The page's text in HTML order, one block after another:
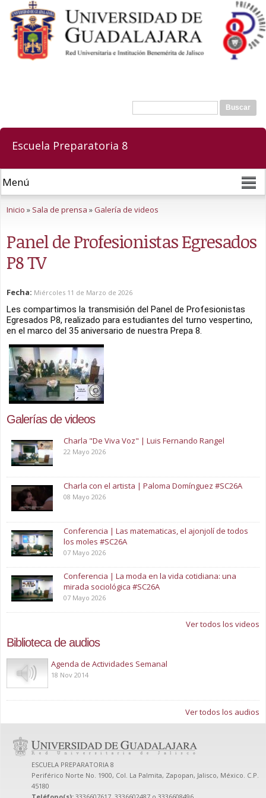
contenido
principal
Formulario de búsqueda
Buscar
Escuela Preparatoria 8
Inicio » Sala de prensa »Galería de videos
Panel de Profesionistas Egresados
P8 TV
Fecha: Miércoles 11 de Marzo de 2026
Les compartimos la transmisión del Panel de Profesionistas
Egresados P8, realizado para estudiantes del turno vespertino,
en el marco del 35 aniversario de nuestra Prepa 8.
Galerías de videos
Charla "De Viva Voz" | Luis Fernando Rangel
22 Mayo 2026
Charla con el artista | Paloma Domínguez #SC26A
08 Mayo 2026
Conferencia | Las matematicas, el ajonjolí de todos
los moles #SC26A
07 Mayo 2026
Conferencia | La moda en la vida cotidiana: una
mirada sociológica #SC26A
07 Mayo 2026
Ver todos los videos
Biblioteca de audios
Play
Agenda de Actividades Semanal
18 Nov 2014
Ver todos los audios
ESCUELA PREPARATORIA 8
Periférico Norte No. 1900, Col. La Palmita, Zapopan, Jalisco, México. C.P.
45180
Teléfono(s): 3336607617, 3336602487 o 3336608496